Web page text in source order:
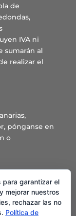
de
IVA ni
sumarán al
realizar el
pónganse en
o
para garantizar el
mejorar nuestros
rechazar las no
Política de